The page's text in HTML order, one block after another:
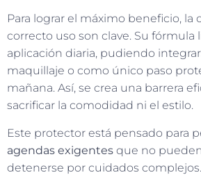
Para lograr el máximo beneficio, la
correcto uso son clave. Su fórmula
aplicación diaria, pudiendo
maquillaje o como único paso
mañana. Así, se crea una barrera
sacrificar la comodidad ni el estilo.
Este protector está pensado para
agendas exigentes que no
detenerse por cuidados